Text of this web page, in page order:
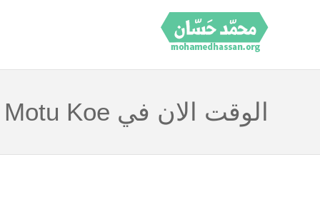
الوقت الان في Motu Koe جزر كوك